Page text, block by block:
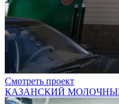
Смотреть проект
КАЗАНСКИЙ